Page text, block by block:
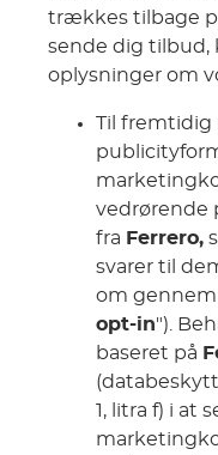
trækkes tilbage
sende dig tilbud,
oplysninger om
Til fremtidig
vedrørende
fra Ferrero,
svarer til
om
opt-in").
baseret på
1, litra f) i at